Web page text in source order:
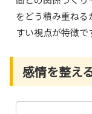
をどう積み重ね
すい視点が特徴で
感情を整え